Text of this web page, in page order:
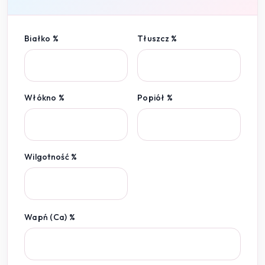
Białko % Tłuszcz %
Włókno % Popiół %
Wilgotność %
Wapń (Ca) %